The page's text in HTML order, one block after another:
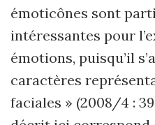
émoticônes sont
intéressantes pour
émotions, puisqu’il s
caractères
faciales » (2008/4 :